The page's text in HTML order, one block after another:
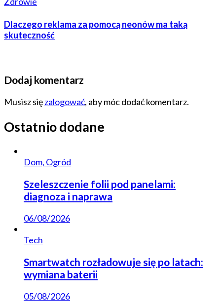
Dlaczego reklama za pomocą neonów ma taką
skuteczność
Dodaj komentarz
Musisz sięzalogować, aby móc dodać komentarz.
Ostatnio dodane
Dom, Ogród
Szeleszczenie folii pod panelami:
diagnoza i naprawa
06/08/2026
Tech
Smartwatch rozładowuje się po latach:
wymiana baterii
05/08/2026